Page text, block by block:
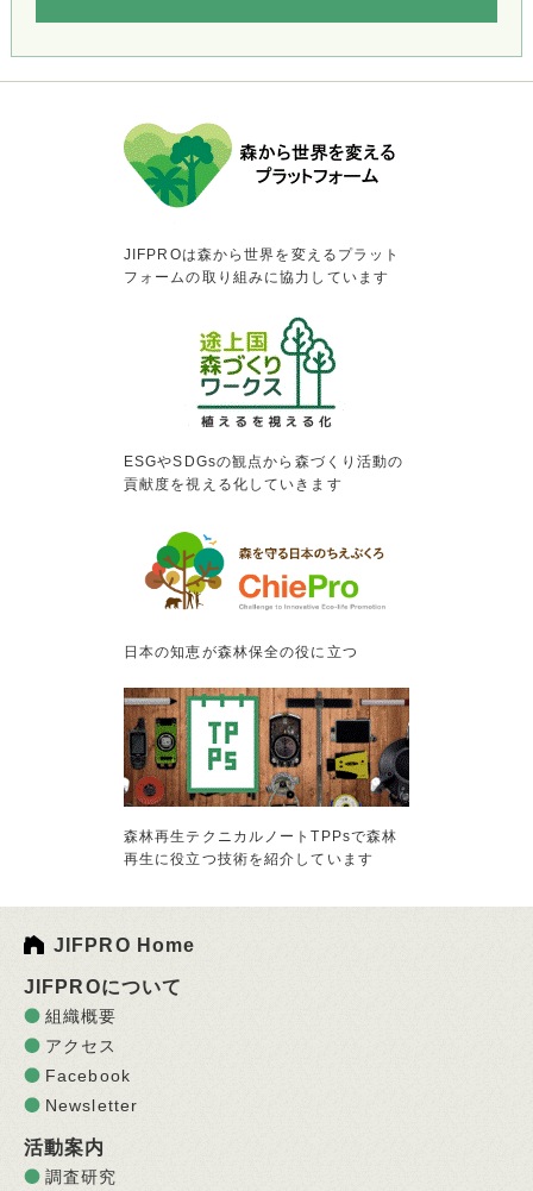
JIFPROは森から世界を変えるプラット
フォームの取り組みに協力しています
ESGやSDGsの観点から森づくり活動の
貢献度を視える化していきます
日本の知恵が森林保全の役に立つ
森林再生テクニカルノートTPPsで森林
再生に役立つ技術を紹介しています
JIFPRO Home
JIFPROについて
組織概要
アクセス
Facebook
Newsletter
活動案内
調査研究